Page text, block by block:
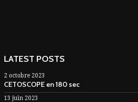
LATEST POSTS
2 octobre 2023
CETOSCOPE en 180 sec
13 juin 2023